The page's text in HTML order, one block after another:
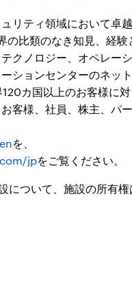
リティ領域において卓
比類のなき知見、経験
クノロジー、オペレー
ションセンターのネッ
カ国以上のお客様に対
客様、社員、株主、パ
を、
jpをご覧ください。
について、施設の所有